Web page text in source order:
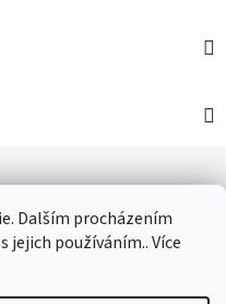
Dalším procházením
jejich používáním.. Více
GDPR KONTAKTY